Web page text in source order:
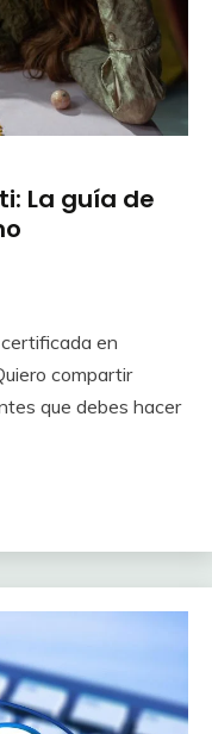
La guía de
en
compartir
que debes hacer